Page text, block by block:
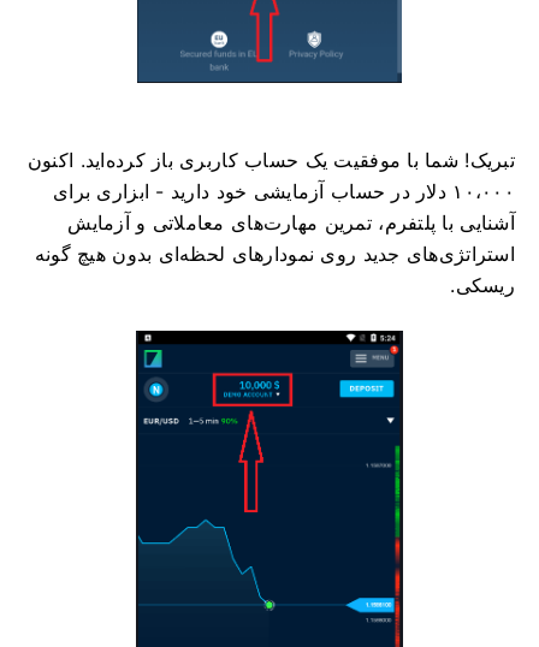
تبریک! شما با موفقیت یک حساب کاربری باز کرده‌اید. اکنون
۱۰،۰۰۰ دلار در حساب آزمایشی خود دارید - ابزاری برای
آشنایی با پلتفرم، تمرین مهارت‌های معاملاتی و آزمایش
استراتژی‌های جدید روی نمودارهای لحظه‌ای بدون هیچ گونه
ریسکی.